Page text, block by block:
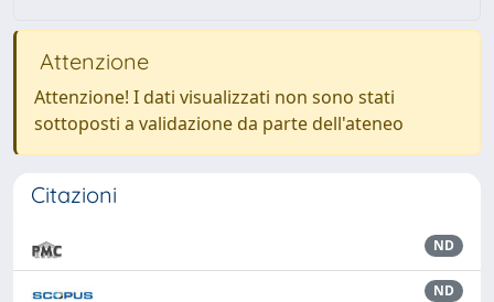
Attenzione
Attenzione! I dati visualizzati non sono stati
sottoposti a validazione da parte dell'ateneo
Citazioni
ND
ND